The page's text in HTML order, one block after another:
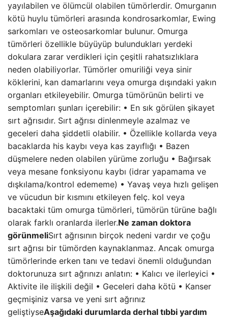
yayılabilen ve ölümcül olabilen tümörlerdir. Omurganın
kötü huylu tümörleri arasında kondrosarkomlar, Ewing
sarkomları ve osteosarkomlar bulunur. Omurga
tümörleri özellikle büyüyüp bulundukları yerdeki
dokulara zarar verdikleri için çeşitli rahatsızlıklara
neden olabiliyorlar. Tümörler omuriliği veya sinir
köklerini, kan damarlarını veya omurga dışındaki yakın
organları etkileyebilir. Omurga tümörünün belirti ve
semptomları şunları içerebilir: • En sık görülen şikayet
sırt ağrısıdır. Sırt ağrısı dinlenmeyle azalmaz ve
geceleri daha şiddetli olabilir. • Özellikle kollarda veya
bacaklarda his kaybı veya kas zayıflığı • Bazen
düşmelere neden olabilen yürüme zorluğu • Bağırsak
veya mesane fonksiyonu kaybı (idrar yapamama ve
dışkılama/kontrol edememe) • Yavaş veya hızlı gelişen
ve vücudun bir kısmını etkileyen felç. kol veya
bacaktaki tüm omurga tümörleri, tümörün türüne bağlı
olarak farklı oranlarda ilerler.Ne zaman doktora
görünmeliSırt ağrısının birçok nedeni vardır ve çoğu
sırt ağrısı bir tümörden kaynaklanmaz. Ancak omurga
tümörlerinde erken tanı ve tedavi önemli olduğundan
doktorunuza sırt ağrınızı anlatın: • Kalıcı ve ilerleyici •
Aktivite ile ilişkili değil • Geceleri daha kötü • Kanser
geçmişiniz varsa ve yeni sırt ağrınız
geliştiyseAşağıdaki durumlarda derhal tıbbi yardım